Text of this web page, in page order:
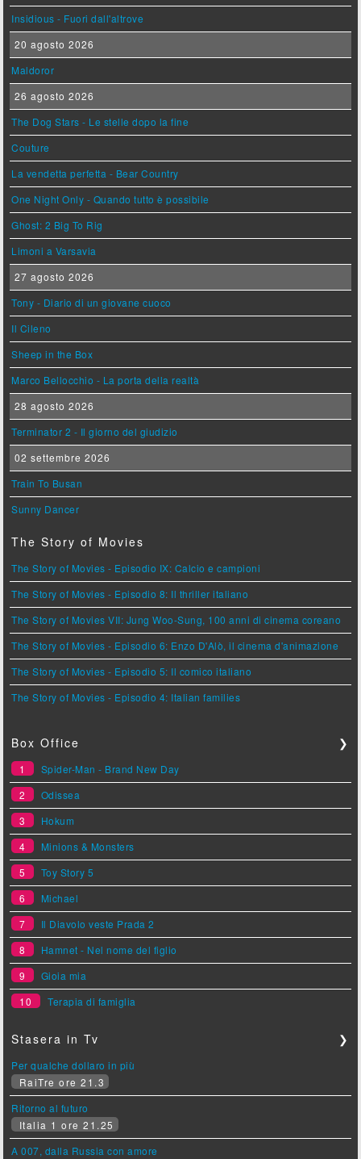
Insidious - Fuori dall'altrove
20 agosto 2026
Maldoror
26 agosto 2026
The Dog Stars - Le stelle dopo la fine
Couture
La vendetta perfetta - Bear Country
One Night Only - Quando tutto è possibile
Ghost: 2 Big To Rig
Limoni a Varsavia
27 agosto 2026
Tony - Diario di un giovane cuoco
Il Cileno
Sheep in the Box
Marco Bellocchio - La porta della realtà
28 agosto 2026
Terminator 2 - Il giorno del giudizio
02 settembre 2026
Train To Busan
Sunny Dancer
The Story of Movies
The Story of Movies - Episodio IX: Calcio e campioni
The Story of Movies - Episodio 8: Il thriller italiano
The Story of Movies VII: Jung Woo-Sung, 100 anni di cinema coreano
The Story of Movies - Episodio 6: Enzo D'Alò, il cinema d'animazione
The Story of Movies - Episodio 5: Il comico italiano
The Story of Movies - Episodio 4: Italian families
Box Office ❯
1
Spider-Man - Brand New Day
2
Odissea
3
Hokum
4
Minions & Monsters
5
Toy Story 5
6
Michael
7
Il Diavolo veste Prada 2
8
Hamnet - Nel nome del figlio
9
Gioia mia
10
Terapia di famiglia
Stasera in Tv ❯
Per qualche dollaro in più
RaiTre ore 21.3
Ritorno al futuro
Italia 1 ore 21.25
A 007, dalla Russia con amore